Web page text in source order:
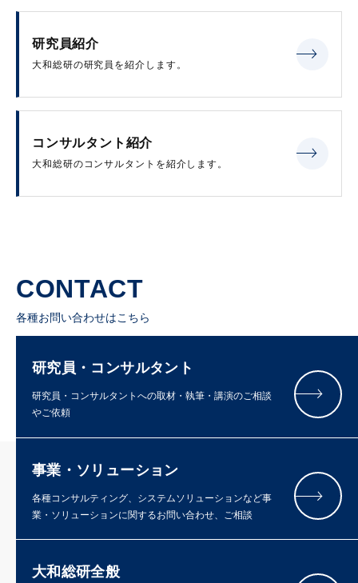
研究員紹介
大和総研の研究員を紹介します。
コンサルタント紹介
大和総研のコンサルタントを紹介します。
CONTACT
各種お問い合わせはこちら
研究員・コンサルタント
研究員・コンサルタントへの取材・執筆・講演のご相談
やご依頼
事業・ソリューション
各種コンサルティング、システムソリューションなど事
業・ソリューションに関するお問い合わせ、ご相談
大和総研全般